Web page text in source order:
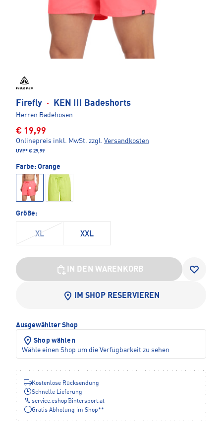
Firefly · KEN III Badeshorts
Herren Badehosen
€ 19,99
Onlinepreis inkl. MwSt. zzgl. Versandkosten
UVP* € 29,99
Farbe: Orange
Größe:
XL XXL
IN DEN WARENKORB
IM SHOP RESERVIEREN
Ausgewählter Shop
Shop wählen
Wähle einen Shop um die Verfügbarkeit zu sehen
Kostenlose Rücksendung
Schnelle Lieferung
service.eshop@intersport.at
Gratis Abholung im Shop**